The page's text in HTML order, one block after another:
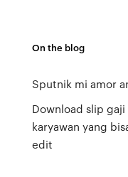
On the blog
Sputnik mi amor
Download slip gaji
karyawan yang
edit